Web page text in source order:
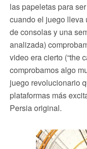
las papeletas para
cuando el juego lleva
de consolas y una
analizada)
video era cierto (“the
comprobamos algo
juego revolucionario
plataformas más
Persia original.